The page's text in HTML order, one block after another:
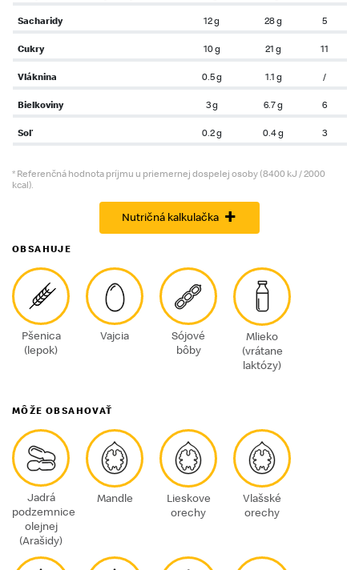
Sacharidy 12 g 28 g 5
Cukry 10 g 21 g 11
Vláknina 0.5 g 1.1 g /
Bielkoviny 3 g 6.7 g 6
Soľ 0.2 g 0.4 g 3
* Referenčná hodnota príjmu u priemernej dospelej osoby (8400 kJ / 2000
kcal).
Nutričná kalkulačka +
OBSAHUJE
Pšenica
(lepok)
Vajcia
Sójové
bôby
Mlieko
(vrátane
laktózy)
MÔŽE OBSAHOVAŤ
Jadrá
podzemnice
olejnej
(Arašidy)
Mandle
Lieskove
orechy
Vlašské
orechy